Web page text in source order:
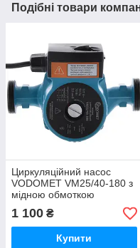
Подібні товари
Циркуляційний насос
VODOMET VM25/40-180 з
мідною обмоткою
1 100 ₴
Купити